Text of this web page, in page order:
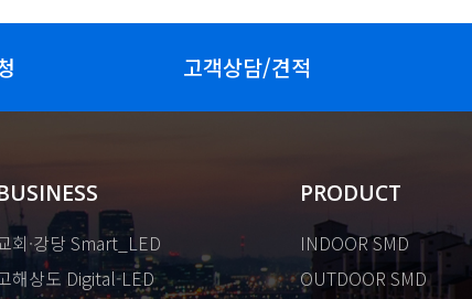
고객상담/견적
회·강당 Smart_LED
해상도 Digital-LED
PRODUCT
INDOOR SMD
OUTDOOR SMD